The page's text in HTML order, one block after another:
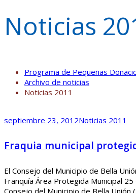
Noticias
Programa de Pequeñas
Archivo de noticias
Noticias 2011
septiembre 23, 2012Noticias 2011
Fraquia municipal
El Consejo del Municipio de Bella
Franquía Área Protegida Municipal
Consejo del Municipio de Bella